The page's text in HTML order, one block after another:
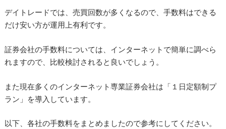
デイトレードでは、売買回数が多くなるので、手数料はできる
だけ安い方が運用上有利です。
証券会社の手数料については、インターネットで簡単に調べら
れますので、比較検討されると良いでしょう。
また現在多くのインターネット専業証券会社は「１日定額制プ
ラン」を導入しています。
以下、各社の手数料をまとめましたので参考にしてください。